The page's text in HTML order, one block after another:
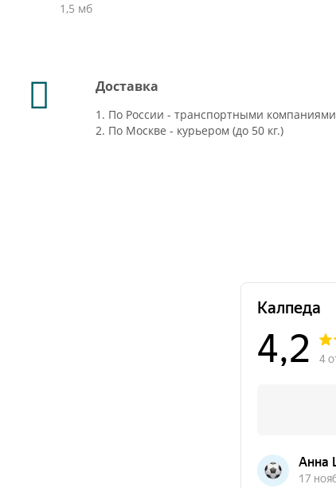
1,5 мб
Доставка
1. По России - транспортными компаниями
2. По Москве - курьером (до 50 кг.)